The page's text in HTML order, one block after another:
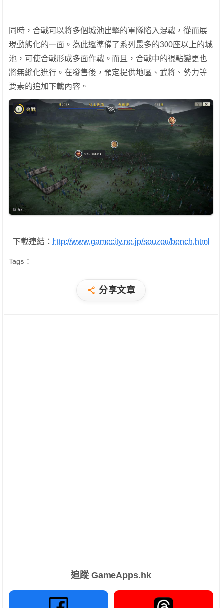
同時，合戰可以將多個城池出擊的軍隊陷入混戰，從而展
現動態化的一面。為此還準備了系列最多的300座以上的城
池，可使合戰形成多面作戰。而且，合戰中的視點變更也
將無縫化進行。在發售後，預定提供地區、武將、勢力等
要素的追加下載內容。
下載連結： http://www.gamecity.ne.jp/souzou/bench.html
Tags：
分享文章
追蹤 GameApps.hk